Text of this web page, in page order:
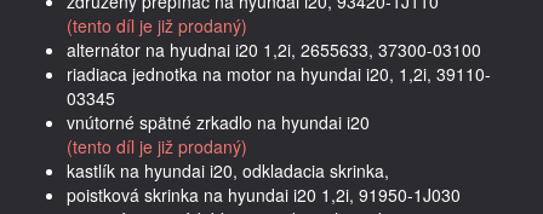
(tento díl je již prodaný)
alternátor na hyudnai i20 1,2i, 2655633, 37300-03100
riadiaca jednotka na motor na hyundai i20, 1,2i, 39110-
03345
vnútorné spätné zrkadlo na hyundai i20
(tento díl je již prodaný)
kastlík na hyundai i20, odkladacia skrinka,
poistková skrinka na hyundai i20 1,2i, 91950-1J030